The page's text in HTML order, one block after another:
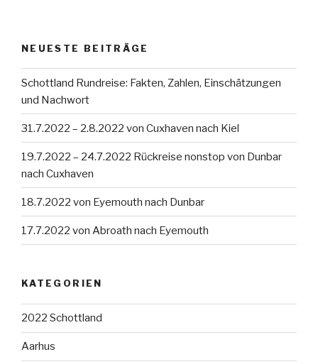
NEUESTE BEITRÄGE
Schottland Rundreise: Fakten, Zahlen, Einschätzungen
und Nachwort
31.7.2022 – 2.8.2022 von Cuxhaven nach Kiel
19.7.2022 – 24.7.2022 Rückreise nonstop von Dunbar
nach Cuxhaven
18.7.2022 von Eyemouth nach Dunbar
17.7.2022 von Abroath nach Eyemouth
KATEGORIEN
2022 Schottland
Aarhus